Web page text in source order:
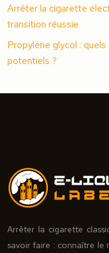
Arrêter la cigarette
transition réussie
Propylène glycol :
potentiels ?
Arrêter la cigarette
savoir faire : connaître le